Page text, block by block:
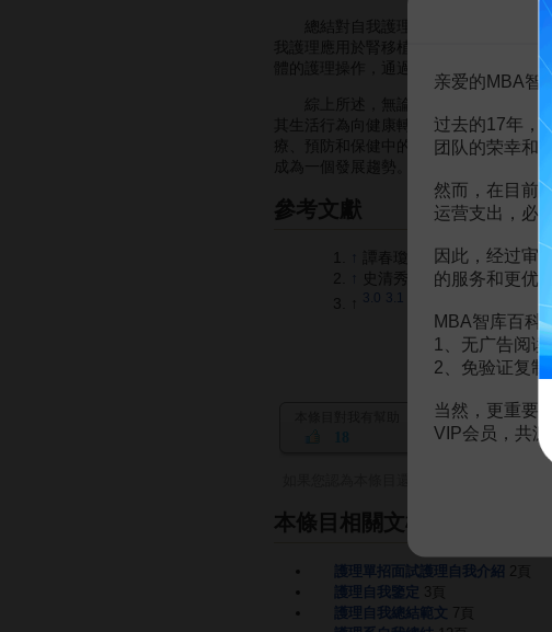
總結對自我護理指導的內容有：系統
我護理應用於腎移植術後護理，使在死
體的護理操作，通過對病人的幫助、指
綜上所述，無論是對自我護理在理論
其生活行為向健康轉向，在疾病狀態下
療、預防和保健中的作用，強調了護士
成為一個發展趨勢。
參考文獻
譚春瓊,張紅.健康行為影響
史清秀.自我護理的理論與
3.0 3.1 王艾青.加強健康
赏
本條目相關文檔
護理單招面試護理自我介紹 2頁
護理自我鑒定 3頁
護理自我總結範文 7頁
亲爱的MBA智
过去的17年，
团队的荣幸和
然而，在目前
运营支出，必
因此，经过审
的服务和更优
MBA智库百科
1、无广告阅读
2、免验证复制
当然，更重要
VIP会员，共